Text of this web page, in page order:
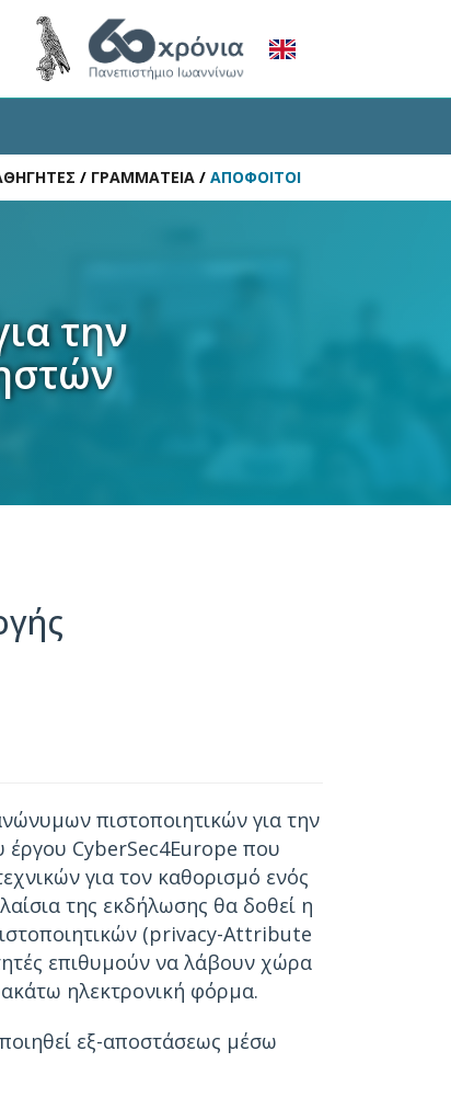
/ ΓΡΑΜΜΑΤΕΙΑ / ΑΠΟΦΟΙΤΟΙ
την
πιστοποιητικών για την
έργου CyberSec4Europe που
για τον καθορισμό ενός
της εκδήλωσης θα δοθεί η
(privacy-Attribute
επιθυμούν να λάβουν χώρα
ηλεκτρονική φόρμα.
εξ-αποστάσεως μέσω